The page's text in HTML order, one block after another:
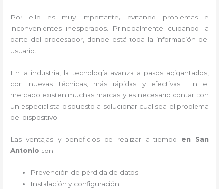
Por ello es muy importante, evitando problemas e
inconvenientes inesperados. Principalmente cuidando la
parte del procesador, donde está toda la información del
usuario.
En la industria, la tecnología avanza a pasos agigantados,
con nuevas técnicas, más rápidas y efectivas . En el
mercado existen muchas marcas y es necesario contar con
un especialista dispuesto a solucionar cual sea el problema
del dispositivo.
Las ventajas y beneficios de realizar a tiempo en San
Antonio son:
Prevención de pérdida de datos
Instalación y configuración